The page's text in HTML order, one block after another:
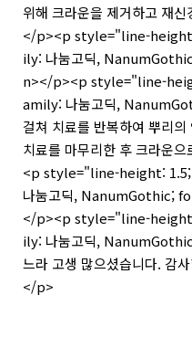
위해 크라운을 제거하고 재
</p><p style="line-
ily: 나눔고딕,
n></p><p style="line-
amily: 나눔고딕,
걸쳐 치료를 반복하여 뿌리
치료를 마무리한 후 크라운
<p style="line-height:
나눔고딕, NanumGothic;
</p><p style="line-
ily: 나눔고딕,
느라 고생 많으셨습니다.
</p>